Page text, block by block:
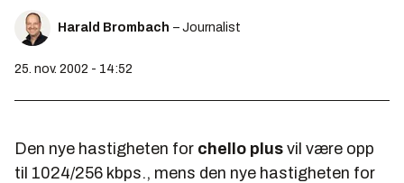
Harald Brombach – Journalist
25. nov. 2002 - 14:52
Den nye hastigheten for chello plus vil være opp
til 1024/256 kbps., mens den nye hastigheten for